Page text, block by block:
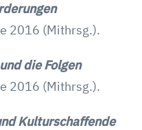
2016 (Mithrsg.).
die Folgen
2016 (Mithrsg.).
Kulturschaffende